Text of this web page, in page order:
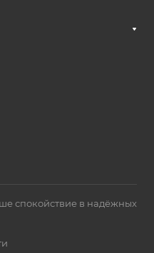
спокойствие в надёжных